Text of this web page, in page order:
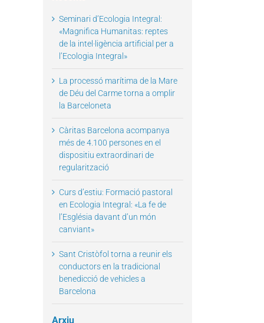
Seminari d’Ecologia Integral:
«Magnifica Humanitas: reptes
de la intel·ligència artificial per a
l’Ecologia Integral»
La processó marítima de la Mare
de Déu del Carme torna a omplir
la Barceloneta
Càritas Barcelona acompanya
més de 4.100 persones en el
dispositiu extraordinari de
regularització
Curs d’estiu: Formació pastoral
en Ecologia Integral: «La fe de
l’Església davant d’un món
canviant»
Sant Cristòfol torna a reunir els
conductors en la tradicional
benedicció de vehicles a
Barcelona
Arxiu